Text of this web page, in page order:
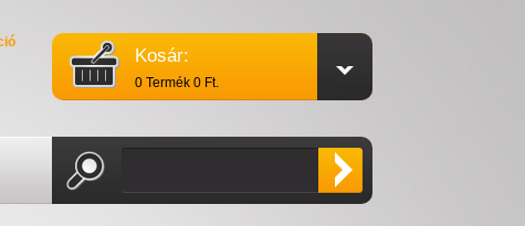
Kosár:
0 Termék 0 Ft.